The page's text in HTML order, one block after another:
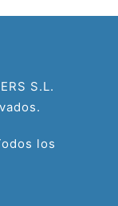
S.L.
los